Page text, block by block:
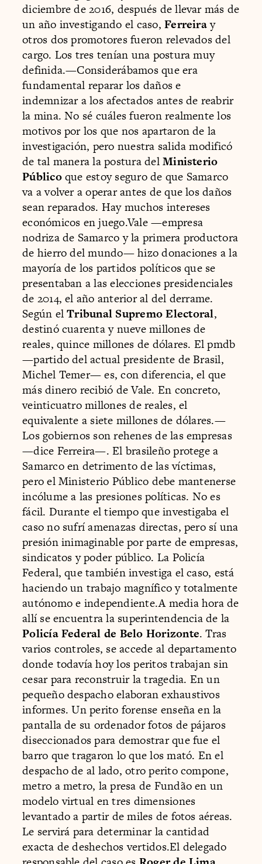
diciembre de 2016, después de llevar más de
un año investigando el caso,Ferreiray
otros dos promotores fueron relevados del
cargo. Los tres tenían una postura muy
definida.—Considerábamos que era
fundamental reparar los daños e
indemnizar a los afectados antes de reabrir
la mina. No sé cuáles fueron realmente los
motivos por los que nos apartaron de la
investigación, pero nuestra salida modificó
de tal manera la postura delMinisterio
Públicoque estoy seguro de que Samarco
va a volver a operar antes de que los daños
sean reparados. Hay muchos intereses
económicos en juego.Vale —empresa
nodriza de Samarco y la primera productora
de hierro del mundo— hizo donaciones a la
mayoría de los partidos políticos que se
presentaban a las elecciones presidenciales
de 2014, el año anterior al del derrame.
Según elTribunal Supremo Electoral,
destinó cuarenta y nueve millones de
reales, quince millones de dólares. El pmdb
—partido del actual presidente de Brasil,
Michel Temer— es, con diferencia, el que
más dinero recibió de Vale. En concreto,
veinticuatro millones de reales, el
equivalente a siete millones de dólares.—
Los gobiernos son rehenes de las empresas
—dice Ferreira—. El brasileño protege a
Samarco en detrimento de las víctimas,
pero el Ministerio Público debe mantenerse
incólume a las presiones políticas. No es
fácil. Durante el tiempo que investigaba el
caso no sufrí amenazas directas, pero sí una
presión inimaginable por parte de empresas,
sindicatos y poder público. La Policía
Federal, que también investiga el caso, está
haciendo un trabajo magnífico y totalmente
autónomo e independiente.A media hora de
allí se encuentra la superintendencia de la
Policía Federal de Belo Horizonte. Tras
varios controles, se accede al departamento
donde todavía hoy los peritos trabajan sin
cesar para reconstruir la tragedia. En un
pequeño despacho elaboran exhaustivos
informes. Un perito forense enseña en la
pantalla de su ordenador fotos de pájaros
diseccionados para demostrar que fue el
barro que tragaron lo que los mató. En el
despacho de al lado, otro perito compone,
metro a metro, la presa de Fundão en un
modelo virtual en tres dimensiones
levantado a partir de miles de fotos aéreas.
Le servirá para determinar la cantidad
exacta de deshechos vertidos.El delegado